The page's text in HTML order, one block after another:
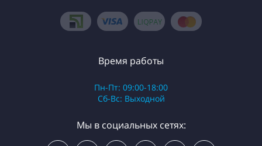
Время работы
Пн-Пт: 09:00-18:00
Сб-Вс: Выходной
Мы в социальных сетях: